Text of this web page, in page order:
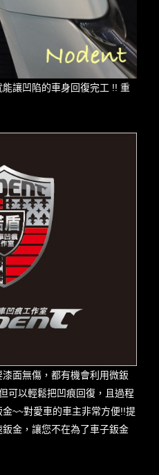
讓凹陷的車身回復完工 !! 重
面無傷，都有機會利用微鈑
可以輕鬆把凹痕回復，且過程
~~對愛車的車主非常方便!!提
金，讓您不在為了車子鈑金